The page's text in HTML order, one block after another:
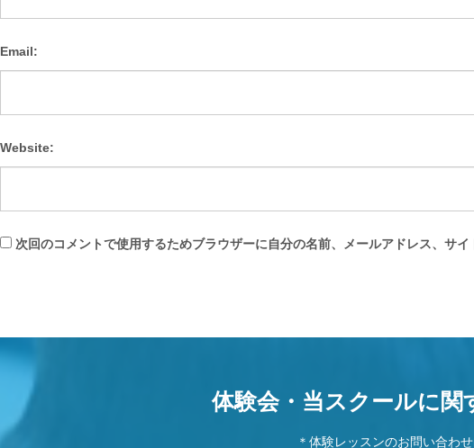
Email:
Website:
次回のコメントで使用するためブラウザーに自分の名前、メールアドレス、サイ
体験会・当スクールに関
＊体験レッスンのお問い合わ